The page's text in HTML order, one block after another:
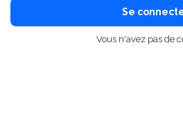
Se
Vous n'avez pas de